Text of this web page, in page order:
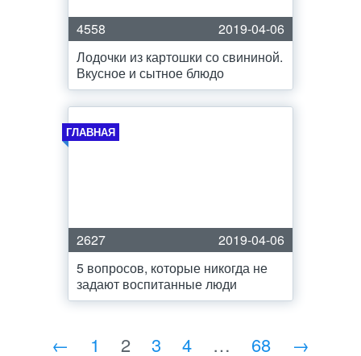
4558
2019-04-06
Лодочки из картошки со свининой.
Вкусное и сытное блюдо
ГЛАВНАЯ
2627
2019-04-06
5 вопросов, которые никогда не
задают воспитанные люди
← 1 2 3 4 … 68 →